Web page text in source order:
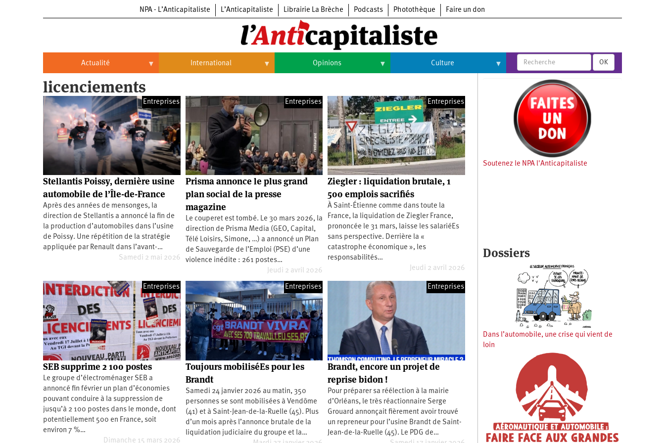
NPA - L’Anticapitaliste L’Anticapitaliste Librairie La Brèche Podcasts Photothèque Faire un don
Actualité
Actualité
Politique
Entreprises
Entreprises
Automobile
Commerce
Hôpitaux
SNCF
Oppressions
Oppressions
Féminisme
LGBTI
Économie
Éducation
Santé
Vidéos
département
International
Brésil
Chine
États-
Unis
Continents
Afrique
Amérique
Amérique
latine
Europe
Moyen-
Orient
Océanie
Opinions
Histoire
Culture
Arts
Cinéma
Expositions
Livres
Musique
OK
licenciements
Entreprises
Stellantis Poissy, dernière usine
automobile de l’Île-de-France
Après des années de mensonges, la
direction de Stellantis a annoncé la fin de
la production d’automobiles dans l’usine
de Poissy. Une répétition de la stratégie
appliquée par Renault dans l’avant-…
Samedi 2 mai 2026
Entreprises
Prisma annonce le plus grand
plan social de la presse
magazine
Le couperet est tombé. Le 30 mars 2026, la
direction de Prisma Media (GEO, Capital,
Télé Loisirs, Simone, …) a annoncé un Plan
de Sauvegarde de l’Emploi (PSE) d’une
violence inédite : 261 postes…
Jeudi 2 avril 2026
Entreprises
Ziegler : liquidation brutale, 1
500 emplois sacrifiés
À Saint-Étienne comme dans toute la
France, la liquidation de Ziegler France,
prononcée le 31 mars, laisse les salariéEs
sans perspective. Derrière la «
catastrophe économique », les
responsabilités…
Jeudi 2 avril 2026
Entreprises
SEB supprime 2 100 postes
Le groupe d’électroménager SEB a
annoncé fin février un plan d’économies
pouvant conduire à la suppression de
jusqu’à 2 100 postes dans le monde, dont
potentiellement 500 en France, soit
environ 7 %…
Dimanche 15 mars 2026
Entreprises
Toujours mobiliséEs pour les
Brandt
Samedi 24 janvier 2026 au matin, 350
personnes se sont mobilisées à Vendôme
(41) et à Saint-Jean-de-la-Ruelle (45). Plus
d’un mois après l’annonce brutale de la
liquidation judiciaire du groupe et la…
Entreprises
Brandt, encore un projet de
reprise bidon !
Pour préparer sa réélection à la mairie
d’Orléans, le très réactionnaire Serge
Grouard annonçait fièrement avoir trouvé
un repreneur pour l’usine Brandt de Saint-
Jean-de-la-Ruelle (45). Le PDG de…
Soutenez le NPA l'Anticapitaliste
Dossiers
Dans l’automobile, une crise qui vient de
loin